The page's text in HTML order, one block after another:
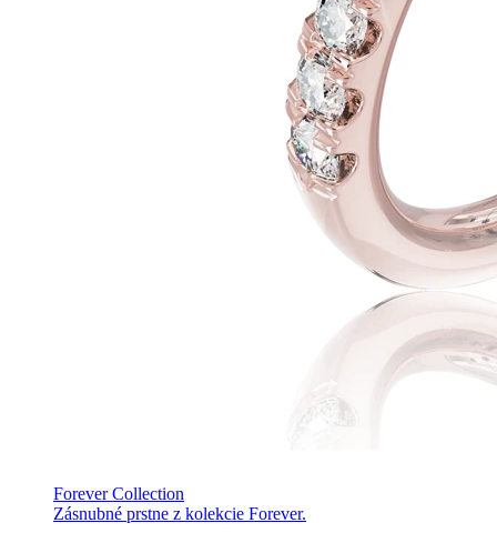
Forever Collection
Zásnubné prstne z kolekcie Forever.